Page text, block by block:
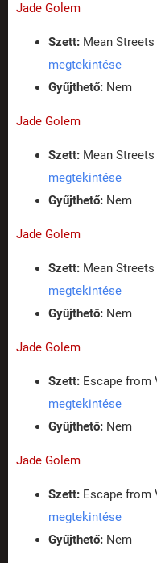
Jade Golem
Szett: Mean
megtekintése
Gyűjthető: Nem
Jade Golem
Szett: Mean
megtekintése
Gyűjthető: Nem
Jade Golem
Szett: Mean
megtekintése
Gyűjthető: Nem
Jade Golem
Szett: Escape from
megtekintése
Gyűjthető: Nem
Jade Golem
Szett: Escape from
megtekintése
Gyűjthető: Nem